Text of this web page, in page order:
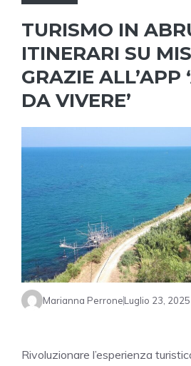
TURISMO IN
ITINERARI SU
GRAZIE ALL’APP
DA VIVERE’
Marianna PerroneLuglio 23, 2025
Rivoluzionare l’esperienza